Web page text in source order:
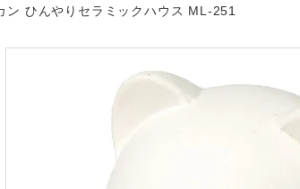
ン ひんやりセラミックハウス ML-251